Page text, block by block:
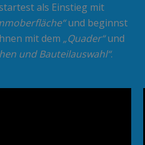
als Einstieg mit
und beginnst
mit dem „Quader“und
und Bauteilauswahl“.